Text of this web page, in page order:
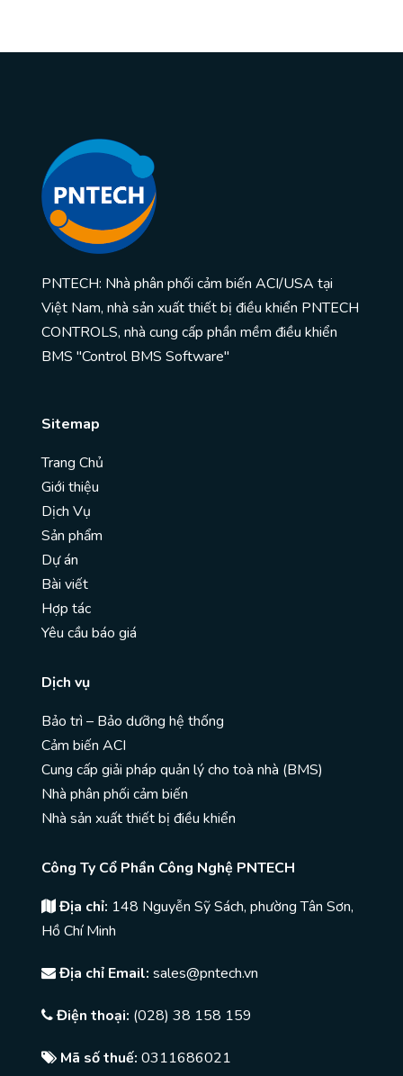
PNTECH: Nhà phân phối cảm biến ACI/USA tại
Việt Nam, nhà sản xuất thiết bị điều khiển PNTECH
CONTROLS, nhà cung cấp phần mềm điều khiển
BMS "Control BMS Software"
Sitemap
Trang Chủ
Giới thiệu
Dịch Vụ
Sản phẩm
Dự án
Bài viết
Hợp tác
Yêu cầu báo giá
Dịch vụ
Bảo trì – Bảo dưỡng hệ thống
Cảm biến ACI
Cung cấp giải pháp quản lý cho toà nhà (BMS)
Nhà phân phối cảm biến
Nhà sản xuất thiết bị điều khiển
Công Ty Cổ Phần Công Nghệ PNTECH
Địa chỉ: 148 Nguyễn Sỹ Sách, phường Tân Sơn,
Hồ Chí Minh
Địa chỉ Email: sales@pntech.vn
Điện thoại: (028) 38 158 159
Mã số thuế: 0311686021